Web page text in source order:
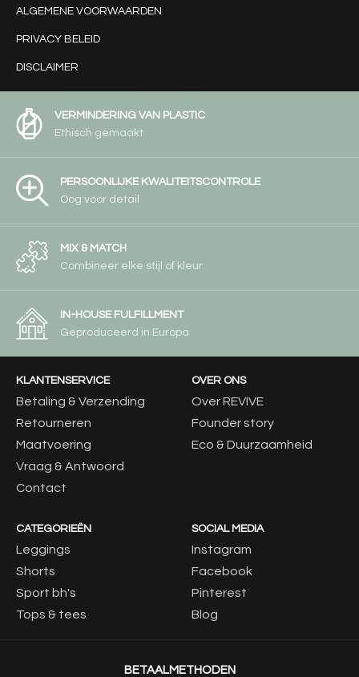
ALGEMENE VOORWAARDEN
PRIVACY BELEID
DISCLAIMER
VERMINDERING VAN PLASTIC
Ethisch gemaakt
PERSOONLIJKE KWALITEITSCONTROLE
Oog voor detail
MIX & MATCH
Combineer elke stijl of kleur
IN-HOUSE FULFILLMENT
Geproduceerd in Europa
KLANTENSERVICE
Betaling & Verzending
Retourneren
Maatvoering
Vraag & Antwoord
Contact
OVER ONS
Over REVIVE
Founder story
Eco & Duurzaamheid
CATEGORIEËN
Leggings
Shorts
Sport bh's
Tops & tees
SOCIAL MEDIA
Instagram
Facebook
Pinterest
Blog
BETAALMETHODEN